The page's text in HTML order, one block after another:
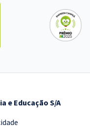
e Educação S/A